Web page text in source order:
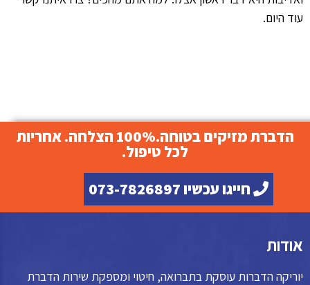
עוד היום.
הדברת מזיקים בטוחה.100% הצלחה. אחריות
לכל טיפול.
חייגו עכשיו 073-7826897
אודות
יוריקה הדברות עוסקת בתברואה, חיטוי ומספקת שירות הדברת